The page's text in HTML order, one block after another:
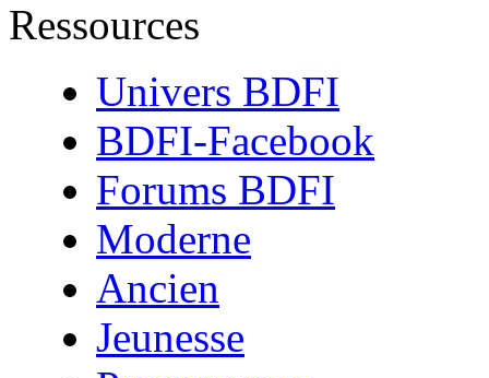
Ressources
Univers BDFI
BDFI-Facebook
Forums BDFI
Moderne
Ancien
Jeunesse